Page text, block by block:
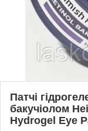
Патчі
бакучіолом
Hydrogel Eye